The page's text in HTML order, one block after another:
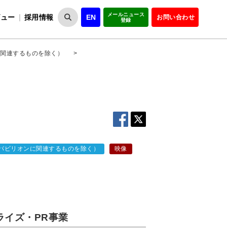
ー 採用情報 EN
メールニュース
登録
お問い合わせ
連するものを除く）
>
リオンに関連するものを除く）
映像
イズ・PR事業